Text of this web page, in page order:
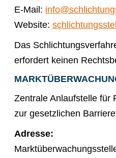
E-Mail:
Website:
Das
erfordert keinen
Zentrale Anlaufstelle für
zur gesetzlichen
Adresse: